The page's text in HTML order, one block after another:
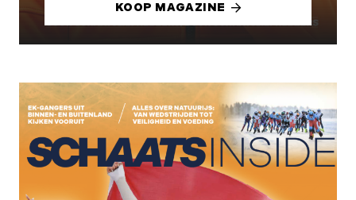
KOOP MAGAZINE